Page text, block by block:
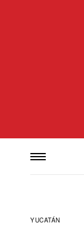
YUCATÁN